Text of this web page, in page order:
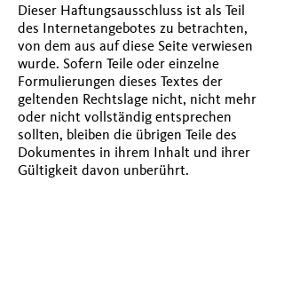
Dieser Haftungsausschluss ist als Teil
des Internetangebotes zu betrachten,
von dem aus auf diese Seite verwiesen
wurde. Sofern Teile oder einzelne
Formulierungen dieses Textes der
geltenden Rechtslage nicht, nicht mehr
oder nicht vollständig entsprechen
sollten, bleiben die übrigen Teile des
Dokumentes in ihrem Inhalt und ihrer
Gültigkeit davon unberührt.